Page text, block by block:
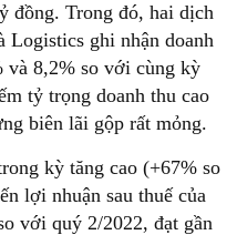
đồng. Trong đó, hai dịch
Logistics ghi nhận doanh
8,2% so với cùng kỳ
tỷ trọng doanh thu cao
biên lãi gộp rất mỏng.
kỳ tăng cao (+67% so
lợi nhuận sau thuế của
với quý 2/2022, đạt gần